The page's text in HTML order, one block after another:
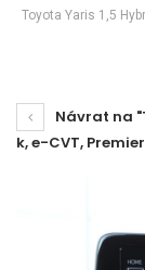
Toyota Yaris 1,5
Návrat na
k, e-CVT,